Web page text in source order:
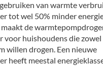
van warmte
tot wel 50% minder
de
voor huishoudens die
willen drogen. Een nieuwe
heeft meestal